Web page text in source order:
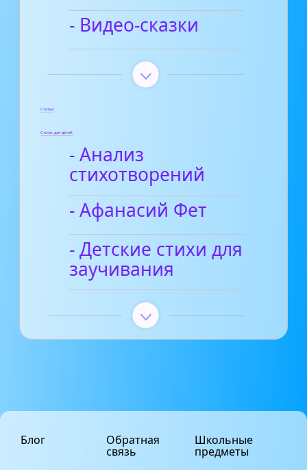
- Видео-сказки
Статьи
Стихи для детей
- Анализ
стихотворений
- Афанасий Фет
- Детские стихи для
заучивания
Блог Обратная
связь
Школьные
предметы